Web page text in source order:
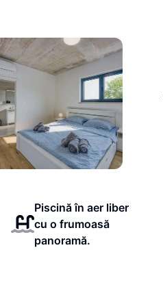
Piscină în aer liber
cu o frumoasă
panoramă.